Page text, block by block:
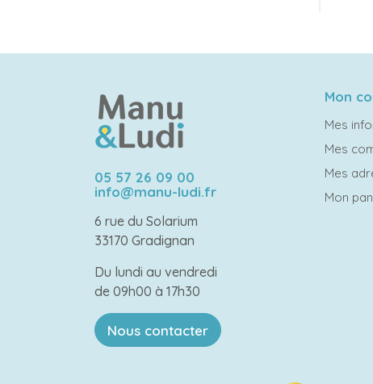
05 57 26 09 00
info@manu-ludi.fr
6 rue du Solarium
33170 Gradignan
Du lundi au vendredi
de 09h00 à 17h30
Nous contacter
Mon
Mes
Mes
Mes
Mon